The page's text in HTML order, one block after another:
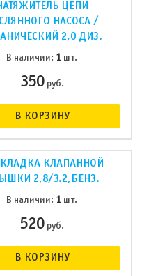
ЦЕПИ
НАСОСА /
2,0 ДИЗ.
В наличии: 1 шт.
350руб.
В КОРЗИНУ
КЛАПАННОЙ
2,8/3.2,БЕНЗ.
В наличии: 1 шт.
520 руб.
В КОРЗИНУ